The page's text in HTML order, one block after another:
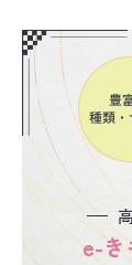
e-き